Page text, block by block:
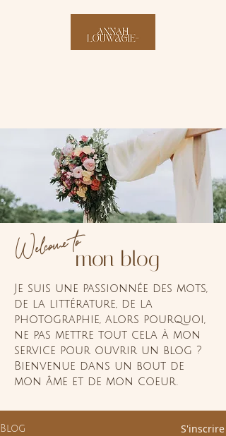
mon blog
Welcome to
Je suis une passionnée des mots,
de la littérature, de la
photographie, alors pourquoi,
ne pas mettre tout cela à mon
service pour ouvrir un blog ?
Bienvenue dans un bout de
mon âme et de mon coeur.
Blog S'inscrire